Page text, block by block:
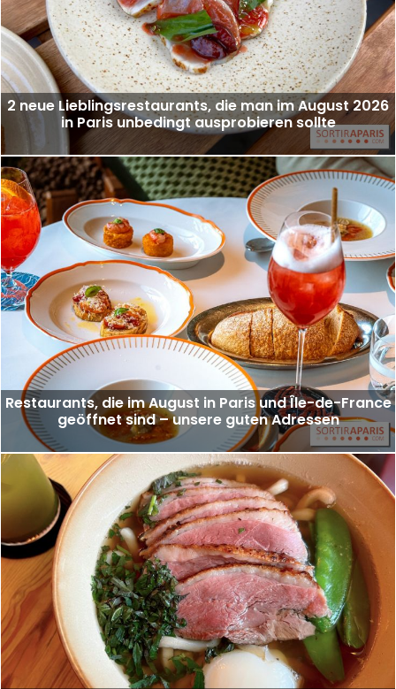
2 neue Lieblingsrestaurants, die man im August 2026
in Paris unbedingt ausprobieren sollte
Restaurants, die im August in Paris und Île-de-France
geöffnet sind – unsere guten Adressen